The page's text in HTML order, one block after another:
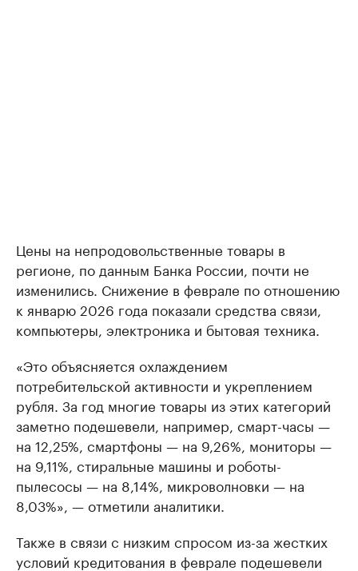
Цены на непродовольственные товары в
регионе, по данным Банка России, почти не
изменились. Снижение в феврале по отношению
к январю 2026 года показали средства связи,
компьютеры, электроника и бытовая техника.
«Это объясняется охлаждением
потребительской активности и укреплением
рубля. За год многие товары из этих категорий
заметно подешевели, например, смарт-часы —
на 12,25%, смартфоны — на 9,26%, мониторы —
на 9,11%, стиральные машины и роботы-
пылесосы — на 8,14%, микроволновки — на
8,03%», — отметили аналитики.
Также в связи с низким спросом из-за жестких
условий кредитования в феврале подешевели